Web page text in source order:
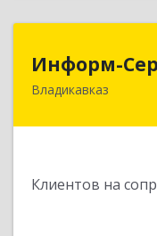
Информ-
Владикавказ
Клиентов на
362020,